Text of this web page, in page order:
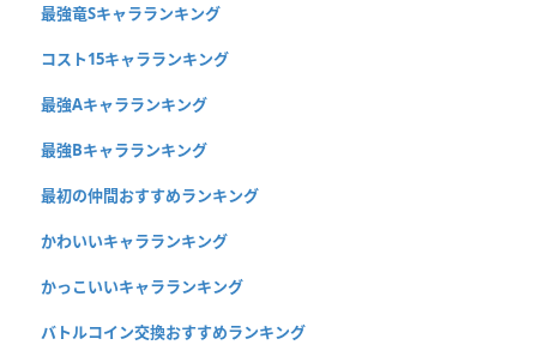
最強竜Sキャラランキング
コスト15キャラランキング
最強Aキャラランキング
最強Bキャラランキング
最初の仲間おすすめランキング
かわいいキャラランキング
かっこいいキャラランキング
バトルコイン交換おすすめランキング